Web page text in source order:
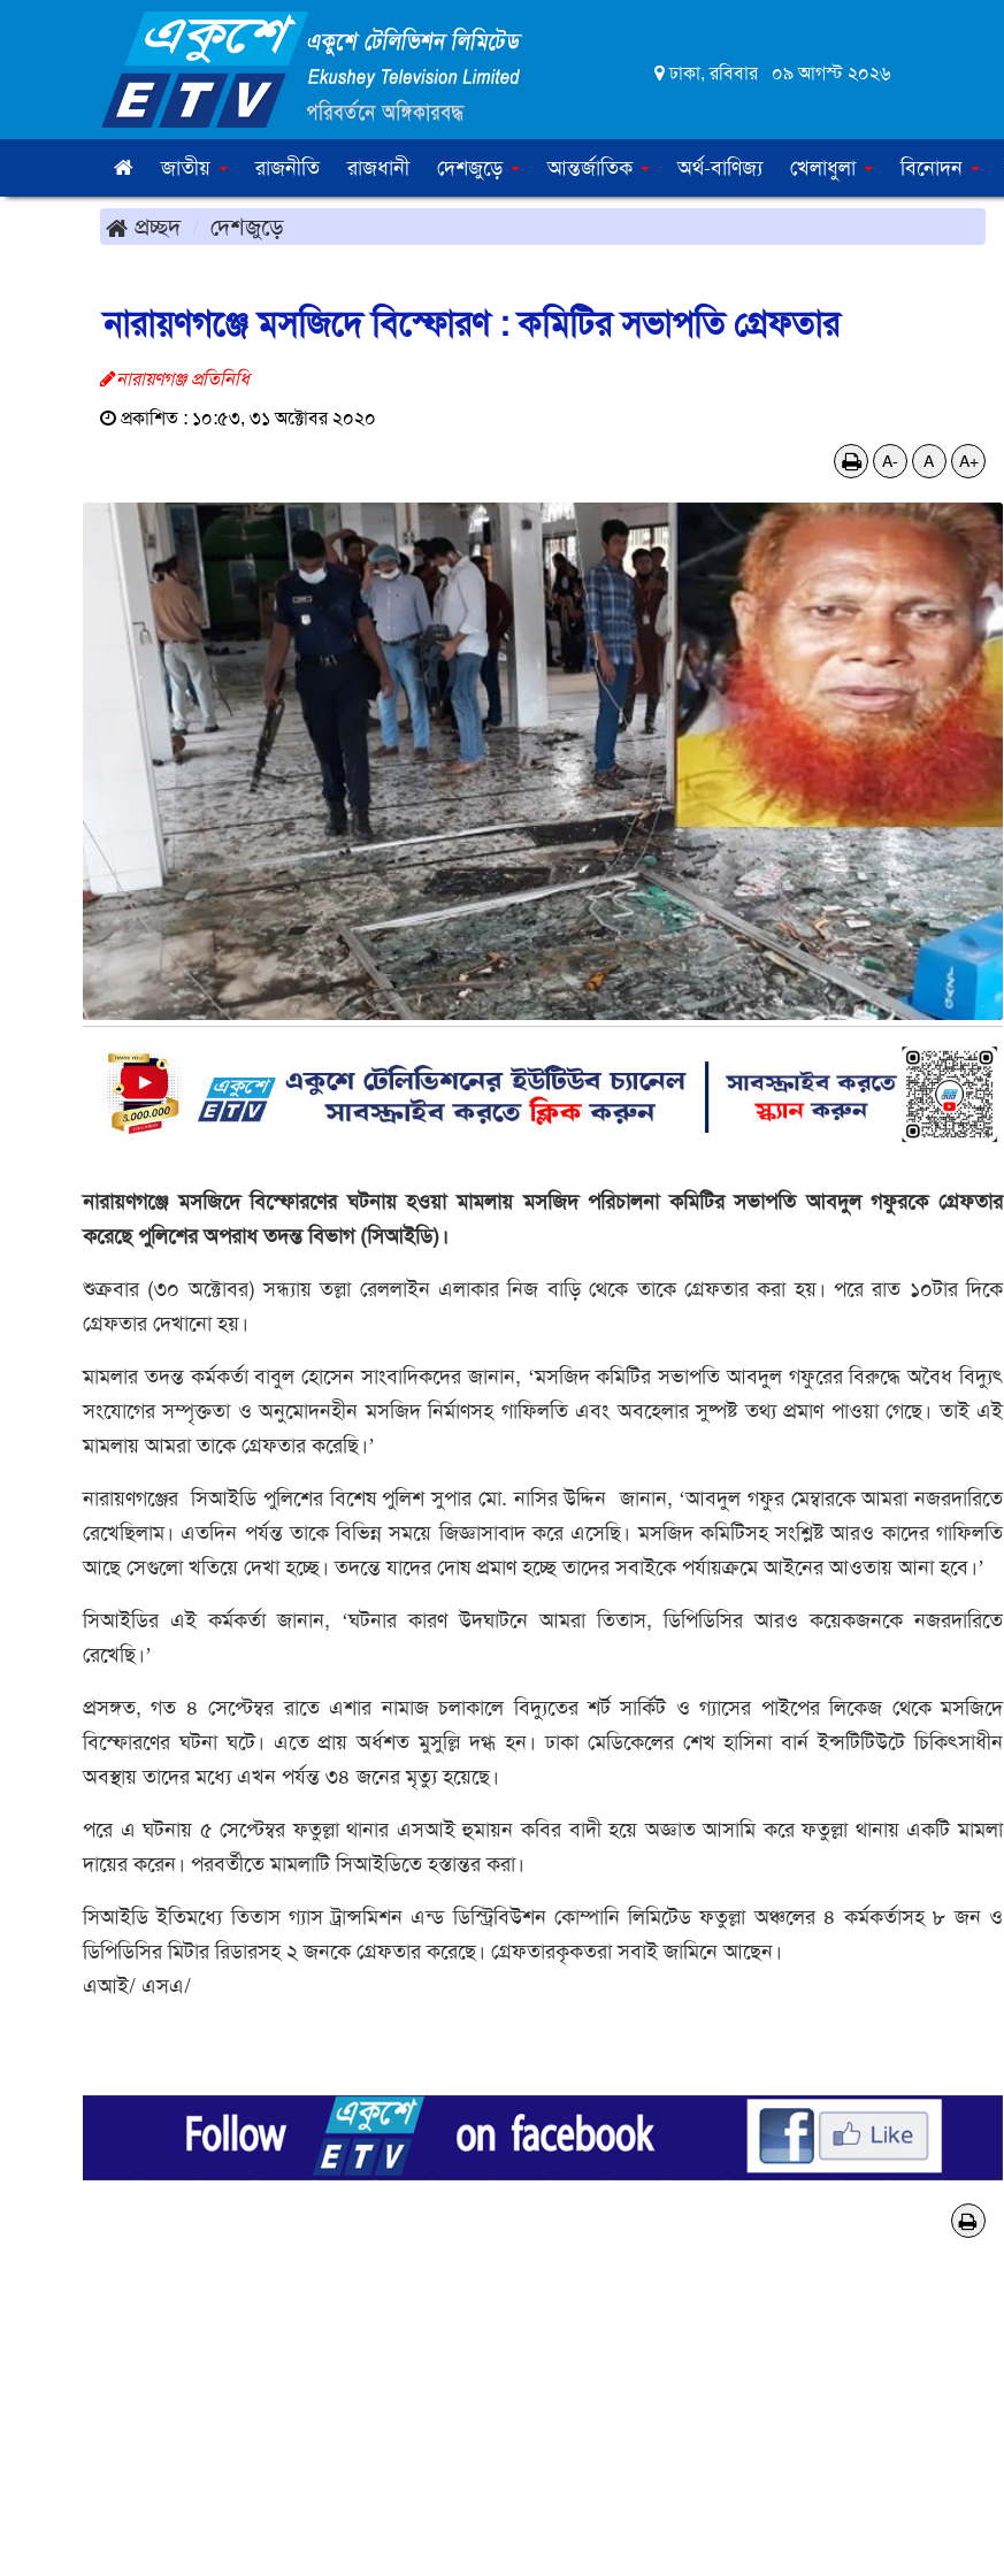
ঢাকা, রবিবার ০৯ আগস্ট ২০২৬
জাতীয় রাজনীতি রাজধানী দেশজুড়ে আন্তর্জাতিক অর্থ-বাণিজ্য খেলাধুলা বিনোদন
প্রচ্ছদ দেশজুড়ে
নারায়ণগঞ্জে মসজিদে বিস্ফোরণ : কমিটির সভাপতি গ্রেফতার
নারায়ণগঞ্জ প্রতিনিধি
প্রকাশিত : ১০:৫৩, ৩১ অক্টোবর ২০২০
A- A A+
নারায়ণগঞ্জে মসজিদে বিস্ফোরণের ঘটনায় হওয়া মামলায় মসজিদ পরিচালনা কমিটির সভাপতি আবদুল গফুরকে গ্রেফতার
করেছে পুলিশের অপরাধ তদন্ত বিভাগ (সিআইডি)।
শুক্রবার (৩০ অক্টোবর) সন্ধ্যায় তল্লা রেললাইন এলাকার নিজ বাড়ি থেকে তাকে গ্রেফতার করা হয়। পরে রাত ১০টার দিকে
গ্রেফতার দেখানো হয়।
মামলার তদন্ত কর্মকর্তা বাবুল হোসেন সাংবাদিকদের জানান, ‘মসজিদ কমিটির সভাপতি আবদুল গফুরের বিরুদ্ধে অবৈধ বিদ্যুৎ
সংযোগের সম্পৃক্ততা ও অনুমোদনহীন মসজিদ নির্মাণসহ গাফিলতি এবং অবহেলার সুষ্পষ্ট তথ্য প্রমাণ পাওয়া গেছে। তাই এই
মামলায় আমরা তাকে গ্রেফতার করেছি।’
নারায়ণগঞ্জের সিআইডি পুলিশের বিশেষ পুলিশ সুপার মো. নাসির উদ্দিন জানান, ‘আবদুল গফুর মেম্বারকে আমরা নজরদারিতে
রেখেছিলাম। এতদিন পর্যন্ত তাকে বিভিন্ন সময়ে জিজ্ঞাসাবাদ করে এসেছি। মসজিদ কমিটিসহ সংশ্লিষ্ট আরও কাদের গাফিলতি
আছে সেগুলো খতিয়ে দেখা হচ্ছে। তদন্তে যাদের দোষ প্রমাণ হচ্ছে তাদের সবাইকে পর্যায়ক্রমে আইনের আওতায় আনা হবে।’
সিআইডির এই কর্মকর্তা জানান, ‘ঘটনার কারণ উদ্ঘাটনে আমরা তিতাস, ডিপিডিসির আরও কয়েকজনকে নজরদারিতে
রেখেছি।’
প্রসঙ্গত, গত ৪ সেপ্টেম্বর রাতে এশার নামাজ চলাকালে বিদ্যুতের শর্ট সার্কিট ও গ্যাসের পাইপের লিকেজ থেকে মসজিদে
বিস্ফোরণের ঘটনা ঘটে। এতে প্রায় অর্ধশত মুসুল্লি দগ্ধ হন। ঢাকা মেডিকেলের শেখ হাসিনা বার্ন ইন্সটিটিউটে চিকিৎসাধীন
অবস্থায় তাদের মধ্যে এখন পর্যন্ত ৩৪ জনের মৃত্যু হয়েছে।
পরে এ ঘটনায় ৫ সেপ্টেম্বর ফতুল্লা থানার এসআই হুমায়ন কবির বাদী হয়ে অজ্ঞাত আসামি করে ফতুল্লা থানায় একটি মামলা
দায়ের করেন। পরবর্তীতে মামলাটি সিআইডিতে হস্তান্তর করা।
সিআইডি ইতিমধ্যে তিতাস গ্যাস ট্রান্সমিশন এন্ড ডিস্ট্রিবিউশন কোম্পানি লিমিটেড ফতুল্লা অঞ্চলের ৪ কর্মকর্তাসহ ৮ জন ও
ডিপিডিসির মিটার রিডারসহ ২ জনকে গ্রেফতার করেছে। গ্রেফতারকৃকতরা সবাই জামিনে আছেন।
এআই/ এসএ/